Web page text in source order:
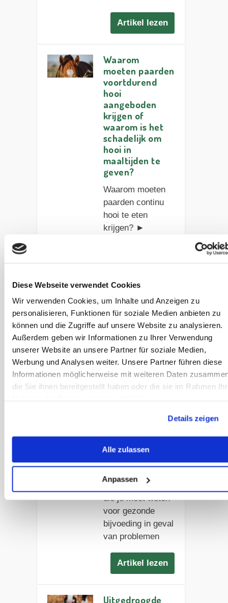
Diese Webseite verwendet Cookies
Wir verwenden Cookies, um Inhalte und Anzeigen zu
personalisieren, Funktionen für soziale Medien anbieten zu
können und die Zugriffe auf unsere Website zu analysieren.
Außerdem geben wir Informationen zu Ihrer Verwendung
unserer Website an unsere Partner für soziale Medien,
Werbung und Analysen weiter. Unsere Partner führen diese
Informationen möglicherweise mit weiteren Daten
die Sie ihnen bereitgestellt haben oder die sie im Rahmen
Details zeigen
Alle zulassen
Anpassen
Artikel lezen
Waarom
moeten paarden
voortdurend
hooi
aangeboden
krijgen of
waarom is het
schadelijk om
hooi in
maaltijden te
geven?
Waarom moeten
paarden continu
hooi te eten
krijgen? ►
SANOANIMAL
artikel✓
Artikel lezen
Let op:
weidegras!
onder stress
staat, kan een
gezondheidsrisico
vormen. Dingen
die je moet weten
voor gezonde
bijvoeding in geval
van problemen
Artikel lezen
Uitgedroogde